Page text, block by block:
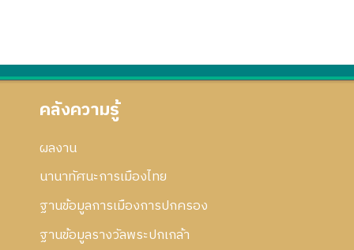
คลังความรู้
ผลงาน
นานาทัศนะการเมืองไทย
ฐานข้อมูลการเมืองการปกครอง
ฐานข้อมูลรางวัลพระปกเกล้า